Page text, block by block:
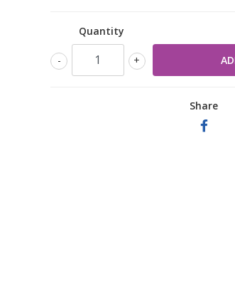
Quantity
+
-
Share